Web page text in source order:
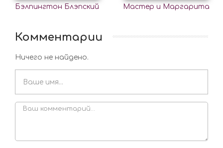
Бэлпингтон Блэпский Мастер и Маргарита
Комментарии
Ничего не найдено.